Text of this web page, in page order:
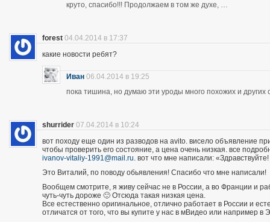
круто, спасибо!!! Продолжаем в том же духе, …
forest 04.04.2014 в 17:37
какие новости ребят?
Иван 06.04.2014 в 19:25
пока тишина, но думаю эти уроды много похожих и
shurrider 07.04.2014 в 10:24
вот походу еще один из разводов на avito. висело объявление
чтобы проверить его состояние, а цена очень низкая. все
ivanov-vitaliy-1991@mail.ru. вот что мне написали: «Здравствуйте!
Это Виталий, по поводу обьявления! Спасибо что мне написали!
Вообщем смотрите, я живу сейчас не в России, а во Франции и
чуть-чуть дороже 🙂 Отсюда такая низкая цена.
Все естественно оригинальное, отлично работает в России и
отличатся от того, что вы купите у нас в мВидео или например в